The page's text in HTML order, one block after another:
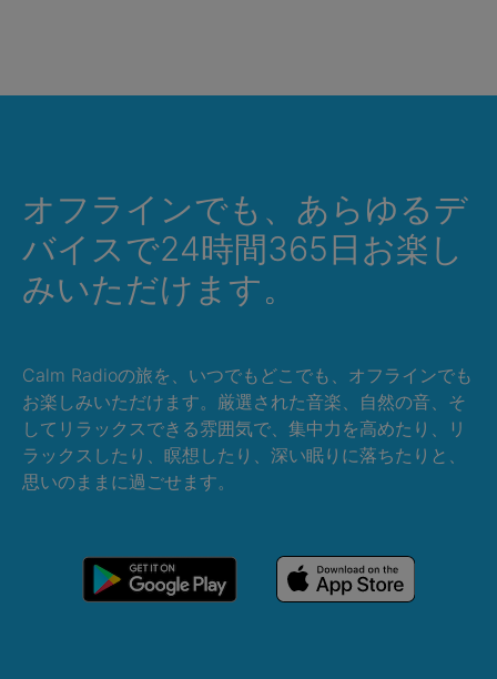
オフラインでも、あらゆるデ
バイスで24時間365日お楽し
みいただけます。
Calm Radioの旅を、いつでもどこでも、オフラインでも
お楽しみいただけます。厳選された音楽、自然の音、そ
してリラックスできる雰囲気で、集中力を高めたり、リ
ラックスしたり、瞑想したり、深い眠りに落ちたりと、
思いのままに過ごせます。